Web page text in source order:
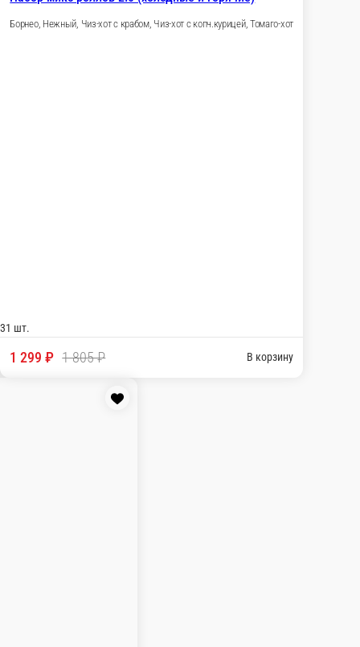
запеченные с крабом-2 шт.